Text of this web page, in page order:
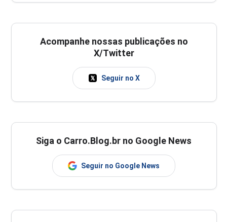
Acompanhe nossas publicações no
X/Twitter
Seguir no X
Siga o Carro.Blog.br no Google News
Seguir no Google News